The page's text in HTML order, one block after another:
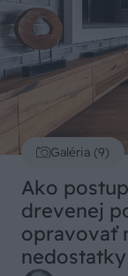
Galéria (9)
Ako
drevenej
opravovať
nedostatky